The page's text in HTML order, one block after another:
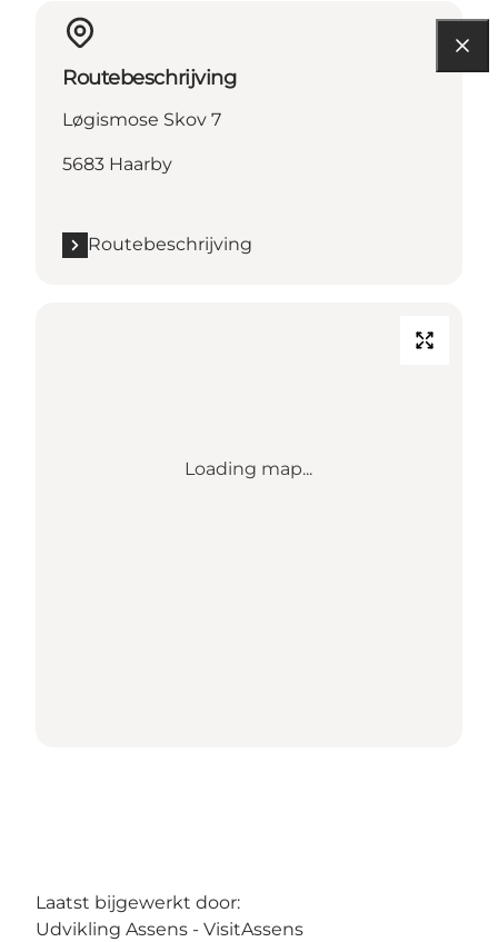
Routebeschrijving
Løgismose Skov 7
5683 Haarby
Routebeschrijving
Loading map...
Laatst bijgewerkt door:
Udvikling Assens - VisitAssens